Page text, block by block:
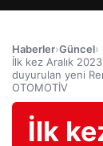
Haberler›Güncel›
İlk kez Aralık
duyurulan yeni
OTOMOTİV
İlk